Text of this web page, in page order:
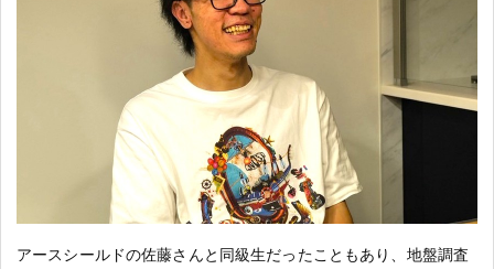
アースシールドの佐藤さんと同級生だったこともあり、地盤調査